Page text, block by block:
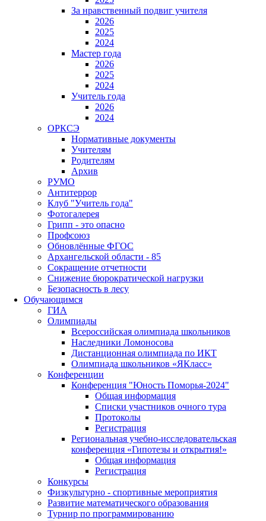
За нравственный подвиг учителя
2026
2025
2024
Мастер года
2026
2025
2024
Учитель года
2026
2024
ОРКСЭ
Нормативные документы
Учителям
Родителям
Архив
РУМО
Антитеррор
Клуб "Учитель года"
Фотогалерея
Грипп - это опасно
Профсоюз
Обновлённые ФГОС
Архангельской области - 85
Сокращение отчетности
Снижение бюрократической нагрузки
Безопасность в лесу
Обучающимся
ГИА
Олимпиады
Всероссийская олимпиада школьников
Наследники Ломоносова
Дистанционная олимпиада по ИКТ
Олимпиада школьников «ЯКласс»
Конференции
Конференция "Юность Поморья-2024"
Общая информация
Списки участников очного тура
Протоколы
Регистрация
Региональная учебно-исследовательская
конференция «Гипотезы и открытия!»
Общая информация
Регистрация
Конкурсы
Физкультурно - спортивные мероприятия
Развитие математического образования
Турнир по программированию